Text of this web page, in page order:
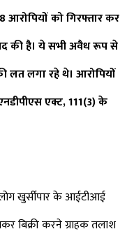
आरोपियों को गिरफ्तार कर
की है। ये सभी अवैध रूप से
लत लगा रहे थे। आरोपियों
एक्ट, 111(3) के
खुर्सीपार के आईटीआई
बिक्री करने ग्राहक तलाश